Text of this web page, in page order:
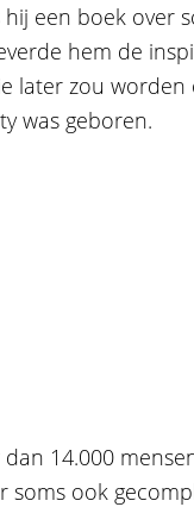
een boek over
hem de
later zou worden
was geboren.
14.000
soms ook